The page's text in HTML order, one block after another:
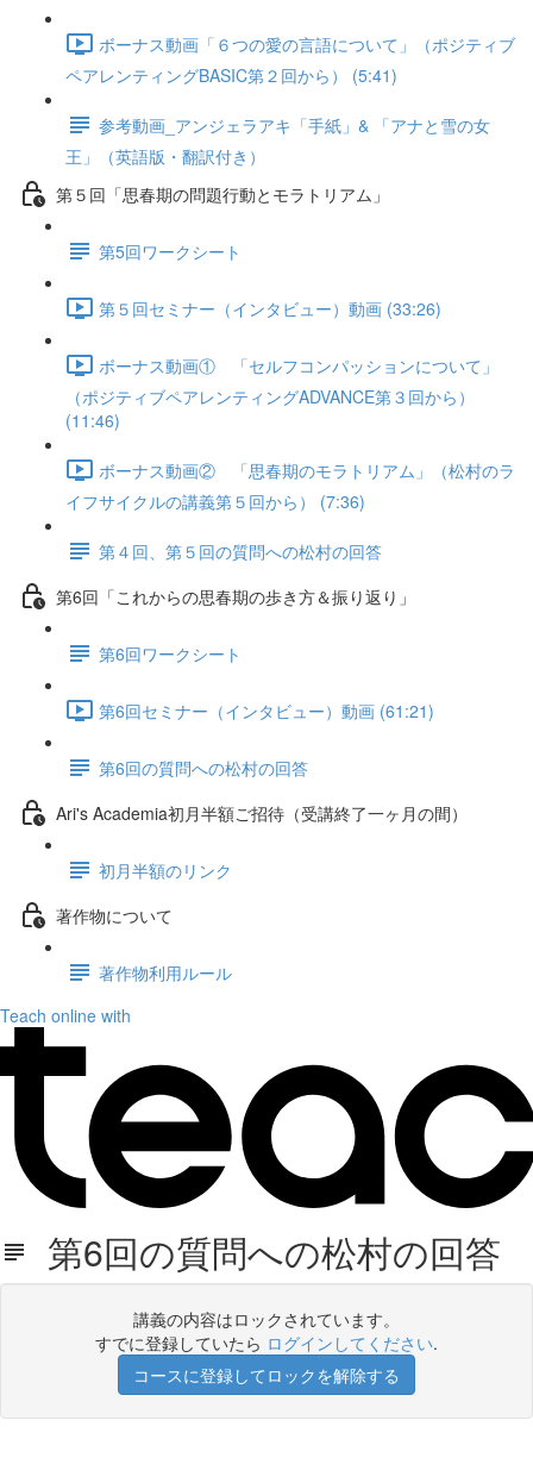
ボーナス動画「６つの愛の言語について」（ポジティブ
ペアレンティングBASIC第２回から） (5:41)
参考動画_アンジェラアキ「手紙」& 「アナと雪の女
王」（英語版・翻訳付き）
第５回「思春期の問題行動とモラトリアム」
第5回ワークシート
第５回セミナー（インタビュー）動画 (33:26)
ボーナス動画① 「セルフコンパッションについて」
（ポジティブペアレンティングADVANCE第３回から）
(11:46)
ボーナス動画② 「思春期のモラトリアム」（松村のラ
イフサイクルの講義第５回から） (7:36)
第４回、第５回の質問への松村の回答
第6回「これからの思春期の歩き方＆振り返り」
第6回ワークシート
第6回セミナー（インタビュー）動画 (61:21)
第6回の質問への松村の回答
Ari's Academia初月半額ご招待（受講終了一ヶ月の間）
初月半額のリンク
著作物について
著作物利用ルール
Teach online with
第6回の質問への松村の回答
講義の内容はロックされています。
すでに登録していたら ログインしてください.
コースに登録してロックを解除する